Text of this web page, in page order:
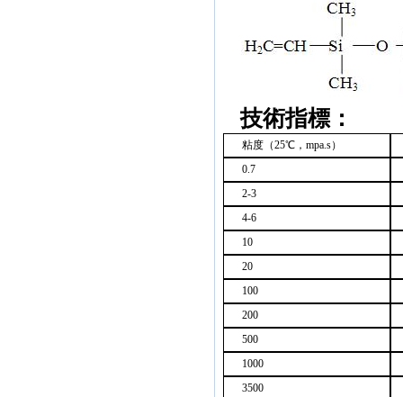
技術指標：
粘度（25℃， mpa.s）
0.7
2-3
4-6
10
20
100
200
500
1000
3500